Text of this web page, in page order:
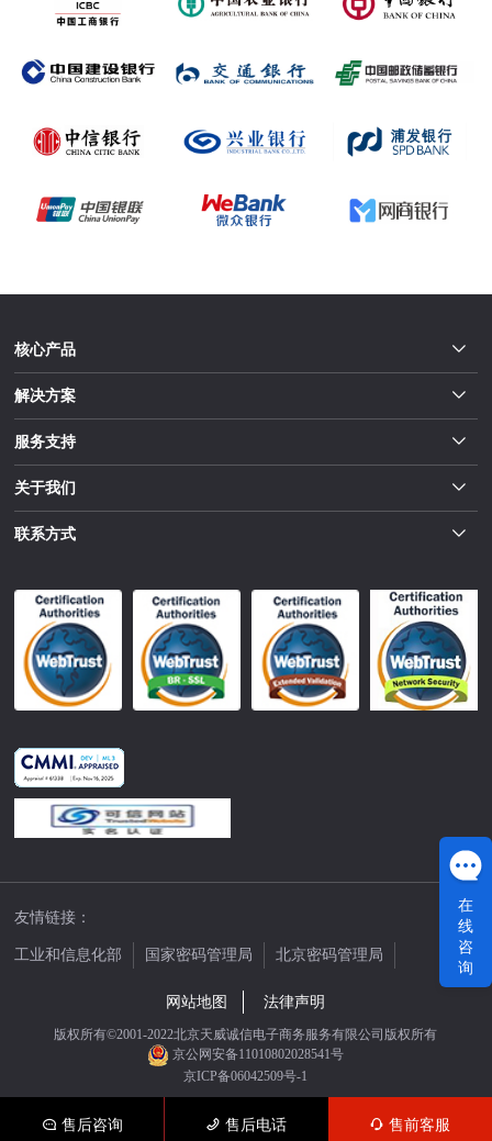
核心产品
解决方案
服务支持
关于我们
联系方式
友情链接：
工业和信息化部 国家密码管理局
北京密码管理局
网站地图
法律声明
版权所有©2001-2022北京天威诚信电子商务服务有限公司版权所有
京公网安备11010802028541号
京ICP备06042509号-1
售后咨询 售后电话 售前客服
在
线
咨
询